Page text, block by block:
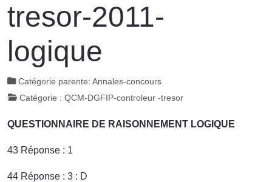
tresor-2011-
logique
Catégorie parente: Annales-concours
Catégorie : QCM-DGFIP-controleur -tresor
QUESTIONNAIRE DE RAISONNEMENT LOGIQUE
43 Réponse : 1
44 Réponse : 3 : D